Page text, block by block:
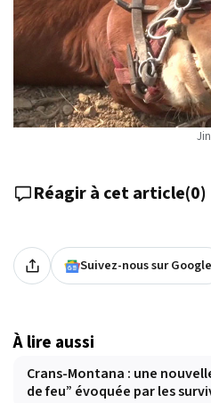
Réagir à cet article(0)
Suivez-nous sur Google
À lire aussi
Crans-Montana : une
de feu” évoquée par les